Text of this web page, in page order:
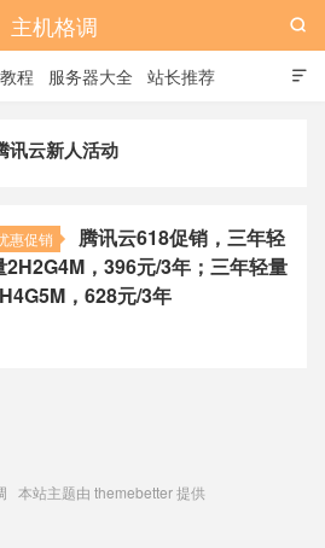
主机格调

程 服务器大全 站长推荐

讯云新人活动
惠促销
腾讯云618促销，三年轻
2H2G4M，396元/3年；三年轻量
，628元/3年
本站主题由 themebetter提供